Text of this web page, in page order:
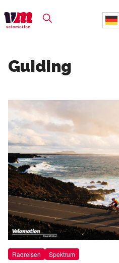
Guiding
Radreisen Spektrum